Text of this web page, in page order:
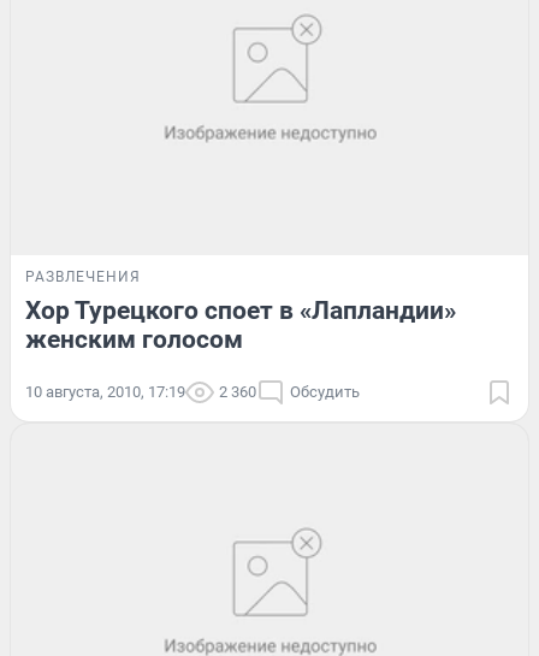
РАЗВЛЕЧЕНИЯ
Хор Турецкого споет в «Лапландии»
женским голосом
10 августа, 2010, 17:19 2 360 Обсудить